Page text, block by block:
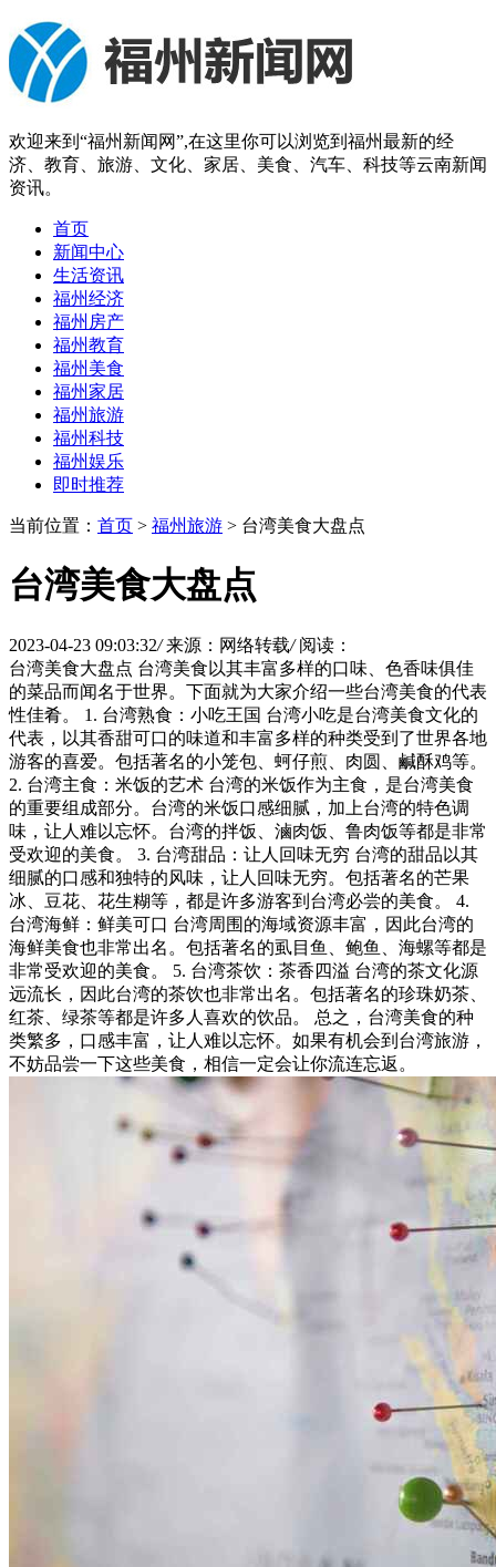
欢迎来到“福州新闻网”,在这里你可以浏览到福州最新的经
济、教育、旅游、文化、家居、美食、汽车、科技等云南新闻
资讯。
首页
新闻中心
生活资讯
福州经济
福州房产
福州教育
福州美食
福州家居
福州旅游
福州科技
福州娱乐
即时推荐
当前位置： 首页 > 福州旅游 > 台湾美食大盘点
台湾美食大盘点
2023-04-23 09:03:32/ 来源：网络转载/ 阅读：
台湾美食大盘点 台湾美食以其丰富多样的口味、色香味俱佳
的菜品而闻名于世界。下面就为大家介绍一些台湾美食的代表
性佳肴。 1. 台湾熟食：小吃王国 台湾小吃是台湾美食文化的
代表，以其香甜可口的味道和丰富多样的种类受到了世界各地
游客的喜爱。包括著名的小笼包、蚵仔煎、肉圆、鹹酥鸡等。
2. 台湾主食：米饭的艺术 台湾的米饭作为主食，是台湾美食
的重要组成部分。台湾的米饭口感细腻，加上台湾的特色调
味，让人难以忘怀。台湾的拌饭、滷肉饭、鲁肉饭等都是非常
受欢迎的美食。 3. 台湾甜品：让人回味无穷 台湾的甜品以其
细腻的口感和独特的风味，让人回味无穷。包括著名的芒果
冰、豆花、花生糊等，都是许多游客到台湾必尝的美食。 4.
台湾海鲜：鲜美可口 台湾周围的海域资源丰富，因此台湾的
海鲜美食也非常出名。包括著名的虱目鱼、鲍鱼、海螺等都是
非常受欢迎的美食。 5. 台湾茶饮：茶香四溢 台湾的茶文化源
远流长，因此台湾的茶饮也非常出名。包括著名的珍珠奶茶、
红茶、绿茶等都是许多人喜欢的饮品。 总之，台湾美食的种
类繁多，口感丰富，让人难以忘怀。如果有机会到台湾旅游，
不妨品尝一下这些美食，相信一定会让你流连忘返。